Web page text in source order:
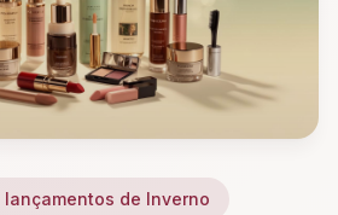
lançamentos de Inverno